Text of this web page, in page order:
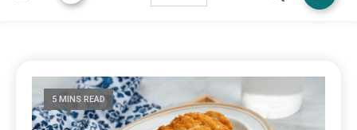
5 MINS READ